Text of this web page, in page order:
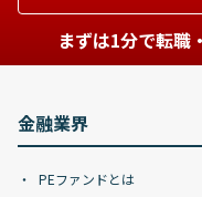
まずは1分で転職
金融業界
PEファンドとは